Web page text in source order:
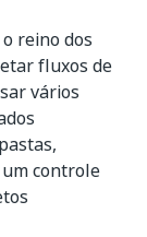
reino dos
fluxos de
vários
controle